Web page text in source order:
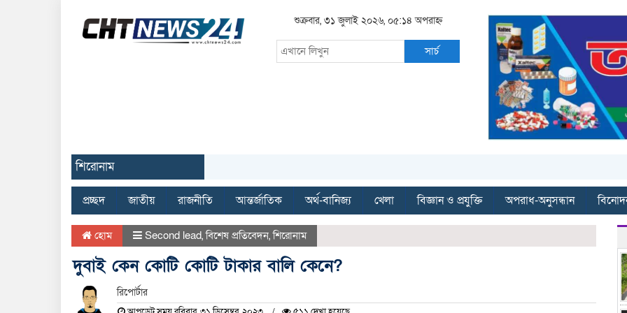
শুক্রবার, ৩১ জুলাই ২০২৬, ০৫:১৪ অপরাহ্ন
সার্চ
শিরোনাম
প্রচ্ছদ জাতীয় রাজনীতি আন্তর্জাতিক অর্থ-বানিজ্য খেলা বিজ্ঞান ও প্রযুক্তি অপরাধ-অনুসন্ধান
হোম Second lead,বিশেষ প্রতিবেদন,শিরোনাম
দুবাই কেন কোটি কোটি টাকার বালি কেনে?
রিপোর্টার